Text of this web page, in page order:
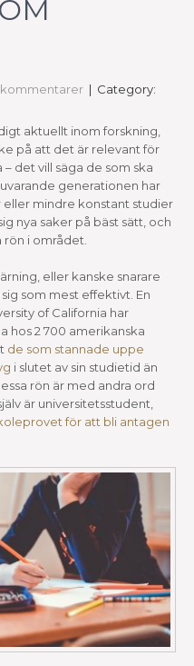
kommentarer | Category:
aktuellt inom forskning,
på att det är relevant för
det vill säga de som ska
generationen har
mindre konstant studier
nya saker på bäst sätt, och
i området.
eller kanske snarare
som mest effektivt. En
of California har
hos 2 700 amerikanska
de som stannade uppe
i slutet av sin studietid än
rön är med andra ord
är universitetsstudent,
för att bli antagen